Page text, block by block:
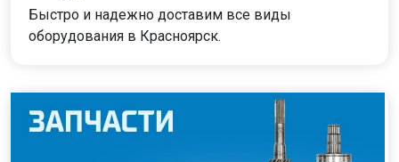
Быстро и надежно доставим все виды
оборудования в Красноярск.